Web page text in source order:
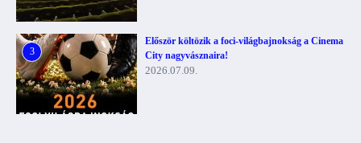
3
Először költözik a foci-világbajnokság a Cinema
City nagyvásznaira!
2026.07.09.